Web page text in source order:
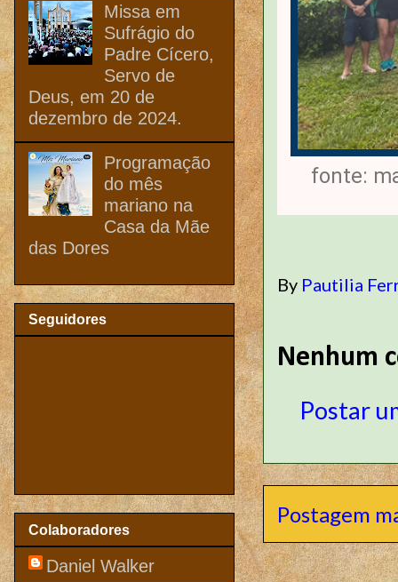
fonte:
By Pautilia
Nenhum
Postar
Postagem
Missa em
Sufrágio do
Padre Cícero,
Servo de
Deus, em 20 de
dezembro de 2024.
Programação
do mês
mariano na
Casa da Mãe
das Dores
Seguidores
Colaboradores
Daniel Walker